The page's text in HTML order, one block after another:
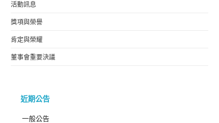
活動訊息
獎項與榮譽
肯定與榮耀
董事會重要決議
近期公告
一般公告